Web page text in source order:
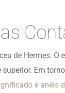
de Hermes. O
Em
e anéis